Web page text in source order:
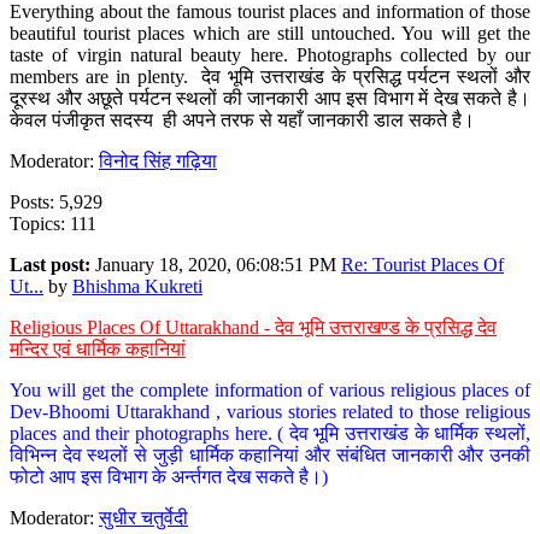
Everything about the famous tourist places and information of those
beautiful tourist places which are still untouched. You will get the
taste of virgin natural beauty here. Photographs collected by our
members are in plenty. देव भूमि उत्तराखंड के प्रसिद्ध पर्यटन स्थलों और
दूरस्थ और अछूते पर्यटन स्थलों की जानकारी आप इस विभाग में देख सकते है।
केवल पंजीकृत सदस्य ही अपने तरफ से यहाँ जानकारी डाल सकते है।
Moderator:विनोद सिंह गढ़िया
Posts: 5,929
Topics: 111
Last post: January 18, 2020, 06:08:51 PM Re: Tourist Places Of
Ut... by Bhishma Kukreti
Religious Places Of Uttarakhand - देव भूमि उत्तराखण्ड के प्रसिद्ध देव
मन्दिर एवं धार्मिक कहानियां
You will get the complete information of various religious places of
Dev-Bhoomi Uttarakhand , various stories related to those religious
places and their photographs here. ( देव भूमि उत्तराखंड के धार्मिक स्थलों,
विभिन्न देव स्थलों से जुड़ी धार्मिक कहानियां और संबंधित जानकारी और उनकी
फोटो आप इस विभाग के अर्न्तगत देख सकते है।)
Moderator:सुधीर चतुर्वेदी